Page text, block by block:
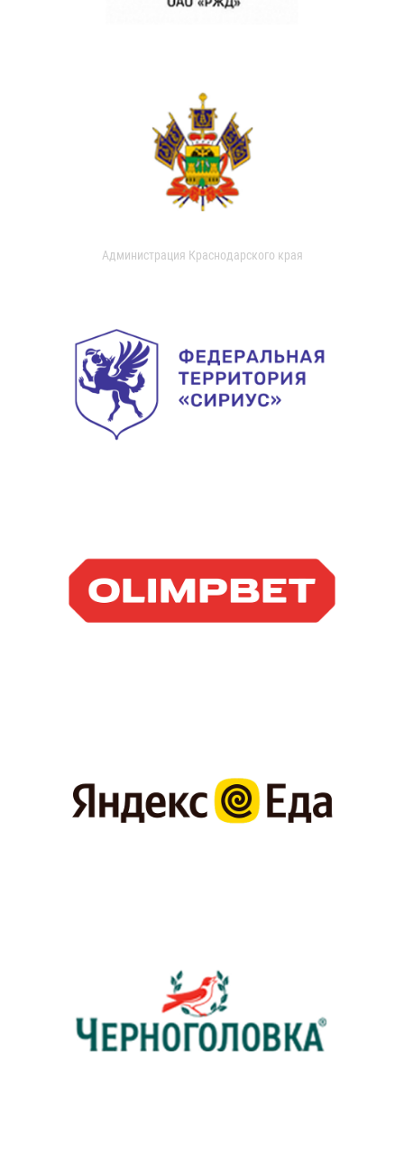
Администрация Краснодарского края